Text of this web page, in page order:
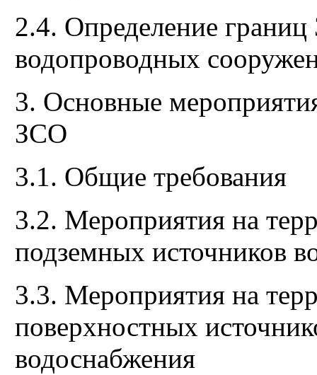
2.4. Определение
водопроводных
3. Основные
ЗСО
3.1. Общие требования
3.2. Мероприятия на
подземных источников
3.3. Мероприятия на
поверхностных
водоснабжения